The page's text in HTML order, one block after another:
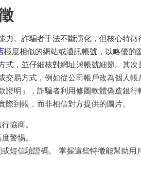
力。詐騙者手法不斷演化，但核心特
極度相似的網站或通訊帳號，以略優的
式，並仔細核對網址與帳號細節。其
交易方式，例如從公司帳戶改為個人
證明」，詐騙者利用修圖軟體偽造銀
到帳，而非相信對方提供的圖片。
協商。
警惕。
短信驗證碼。 掌握這些特徵能幫助用